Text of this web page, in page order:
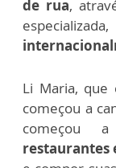
de rua,
especializada,
Li Maria, que
começou a
começou
restaurantes